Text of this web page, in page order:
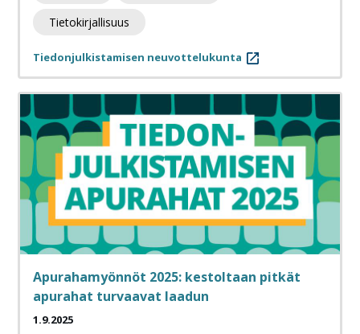
Tietokirjallisuus
Tiedonjulkistamisen neuvottelukunta
Apurahamyönnöt 2025: kestoltaan pitkät
apurahat turvaavat laadun
1.9.2025